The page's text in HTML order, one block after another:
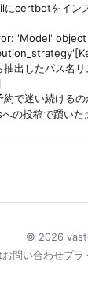
にcertbotをイン
'Model'
抽出したパス名
約で迷い続けるの
の投稿で躓いた
© 2026
お問い合わせプラ